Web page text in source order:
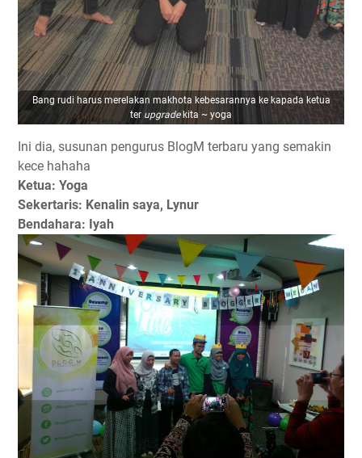
Bang rudi harus merelakan makhota kebesarannya ke kapada ketua
ter upgradekita ~ yoga
Ini dia, susunan pengurus BlogM terbaru yang semakin
kece hahaha
Ketua: Yoga
Sekertaris: Kenalin saya, Lynur
Bendahara: Iyah